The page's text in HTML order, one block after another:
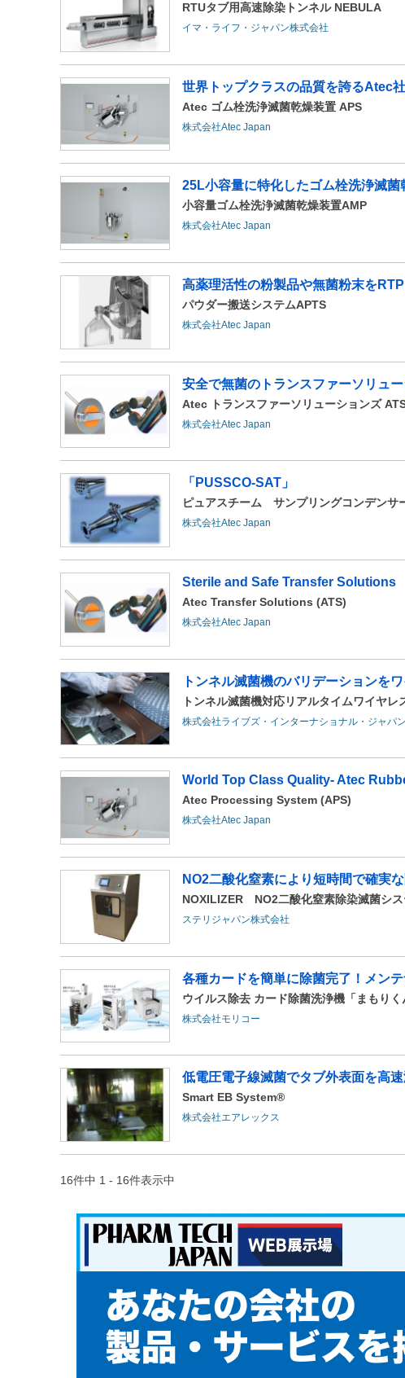
RTUタブ用高速除染トンネル NEBULA
イマ・ライフ・ジャパン株式会社
世界トップクラスの品質を誇るAtec
Atec ゴム栓洗浄滅菌乾燥装置 APS
株式会社Atec Japan
25L小容量に特化したゴム栓洗浄滅菌
小容量ゴム栓洗浄滅菌乾燥装置AMP
株式会社Atec Japan
高薬理活性の粉製品や無菌粉末を
パウダー搬送システムAPTS
株式会社Atec Japan
安全で無菌のトランスファーソリュ
Atec トランスファーソリューションズ
株式会社Atec Japan
「PUSSCO-SAT」
ピュアスチーム サンプリングコンデンサ
株式会社Atec Japan
Sterile and Safe Transfer Solutions
Atec Transfer Solutions (ATS)
株式会社Atec Japan
トンネル滅菌機のバリデーションを
トンネル滅菌機対応リアルタイムワイヤ
株式会社ライブズ・インターナショナル・ジャパン
World Top Class Quality- Atec
Atec Processing System (APS)
株式会社Atec Japan
NO2二酸化窒素により短時間で確実な
NOXILIZER NO2二酸化窒素除染滅菌シス
ステリジャパン株式会社
各種カードを簡単に除菌完了！メンテ
ウイルス除去 カード除菌洗浄機「まもりく
株式会社モリコー
低電圧電子線滅菌でタブ外表面を高速
Smart EB System®
株式会社エアレックス
16件中 1 - 16件表示中